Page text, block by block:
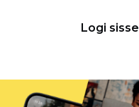
Logi sisse